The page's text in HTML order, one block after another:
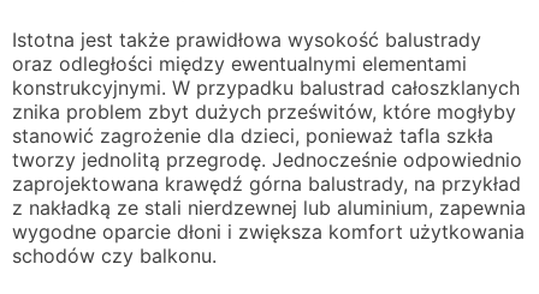
Istotna jest także prawidłowa wysokość balustrady
oraz odległości między ewentualnymi elementami
konstrukcyjnymi. W przypadku balustrad całoszklanych
znika problem zbyt dużych prześwitów, które mogłyby
stanowić zagrożenie dla dzieci, ponieważ tafla szkła
tworzy jednolitą przegrodę. Jednocześnie odpowiednio
zaprojektowana krawędź górna balustrady, na przykład
z nakładką ze stali nierdzewnej lub aluminium, zapewnia
wygodne oparcie dłoni i zwiększa komfort użytkowania
schodów czy balkonu.